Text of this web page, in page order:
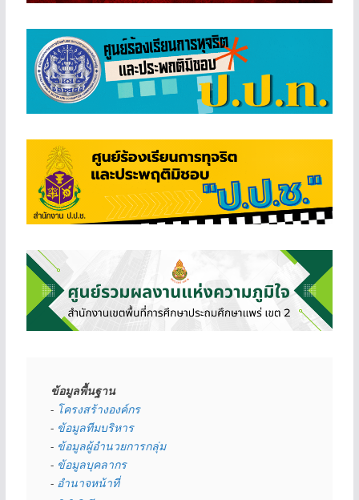
ข้อมูลพื้นฐาน
- โครงสร้างองค์กร
- ข้อมูลทีมบริหาร
- ข้อมูลผู้อำนวยการกลุ่ม
- ข้อมูลบุคลากร
- อำนาจหน้าที่